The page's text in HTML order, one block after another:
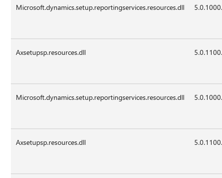
Microsoft.dynamics.setup.reportingservices.resources.dll
Axsetupsp.resources.dll
Microsoft.dynamics.setup.reportingservices.resources.dll
Axsetupsp.resources.dll